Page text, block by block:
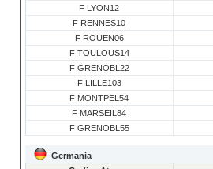
F LYON12
F RENNES10
F ROUEN06
F TOULOUS14
F GRENOBL22
F LILLE103
F MONTPEL54
F MARSEIL84
F GRENOBL55
Germania